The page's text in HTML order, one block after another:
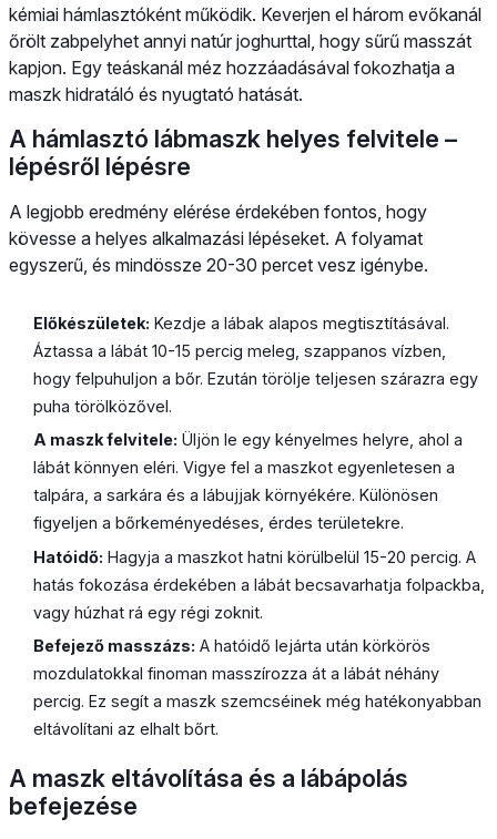
kémiai hámlasztóként működik. Keverjen el három evőkanál
őrölt zabpelyhet annyi natúr joghurttal, hogy sűrű masszát
kapjon. Egy teáskanál méz hozzáadásával fokozhatja a
maszk hidratáló és nyugtató hatását.
A hámlasztó lábmaszk helyes felvitele –
lépésről lépésre
A legjobb eredmény elérése érdekében fontos, hogy
kövesse a helyes alkalmazási lépéseket. A folyamat
egyszerű, és mindössze 20-30 percet vesz igénybe.
Előkészületek: Kezdje a lábak alapos megtisztításával.
Áztassa a lábát 10-15 percig meleg, szappanos vízben,
hogy felpuhuljon a bőr. Ezután törölje teljesen szárazra egy
puha törölközővel.
A maszk felvitele: Üljön le egy kényelmes helyre, ahol a
lábát könnyen eléri. Vigye fel a maszkot egyenletesen a
talpára, a sarkára és a lábujjak környékére. Különösen
figyeljen a bőrkeményedéses, érdes területekre.
Hatóidő: Hagyja a maszkot hatni körülbelül 15-20 percig. A
hatás fokozása érdekében a lábát becsavarhatja folpackba,
vagy húzhat rá egy régi zoknit.
Befejező masszázs: A hatóidő lejárta után körkörös
mozdulatokkal finoman masszírozza át a lábát néhány
percig. Ez segít a maszk szemcséinek még hatékonyabban
eltávolítani az elhalt bőrt.
A maszk eltávolítása és a lábápolás
befejezése